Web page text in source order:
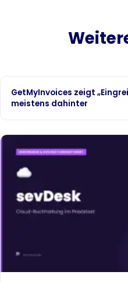
GetMyInvoices zeigt
meistens dahinter